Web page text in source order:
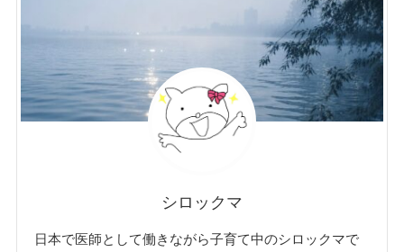
シロックマ
日本で医師として働きながら子育て中のシロックマで